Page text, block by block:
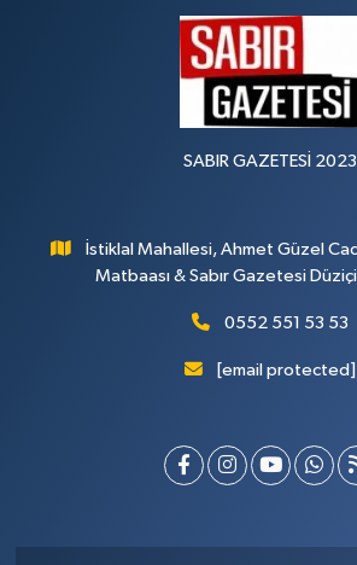
SABIR GAZETESİ 2023
İstiklal Mahallesi, Ahmet Güzel
Matbaası & Sabır Gazetesi
0552 551 53 53
[email protected]